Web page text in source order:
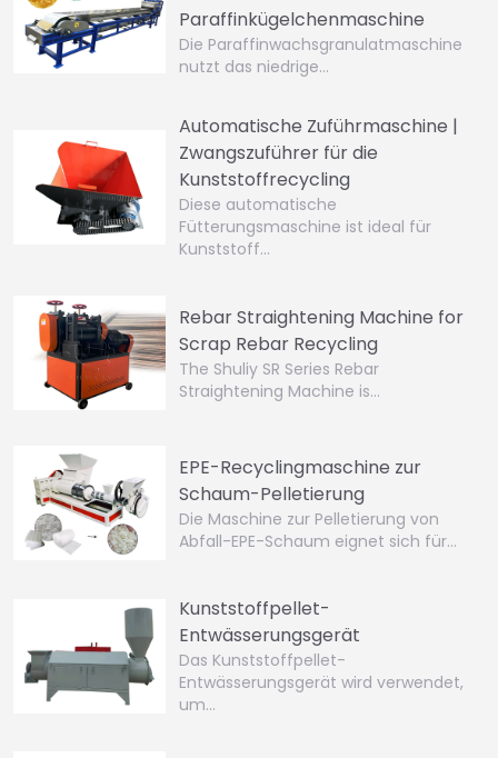
Paraffinkügelchenmaschine
Die Paraffinwachsgranulatmaschine
nutzt das niedrige…
Automatische Zuführmaschine |
Zwangszuführer für die
Kunststoffrecycling
Diese automatische
Fütterungsmaschine ist ideal für
Kunststoff…
Rebar Straightening Machine for
Scrap Rebar Recycling
The Shuliy SR Series Rebar
Straightening Machine is…
EPE-Recyclingmaschine zur
Schaum-Pelletierung
Die Maschine zur Pelletierung von
Abfall-EPE-Schaum eignet sich für…
Kunststoffpellet-
Entwässerungsgerät
Das Kunststoffpellet-
Entwässerungsgerät wird verwendet,
um…